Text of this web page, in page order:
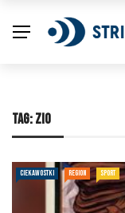
TAG:ZIO
CIEKAWOSTKI REGION SPORT